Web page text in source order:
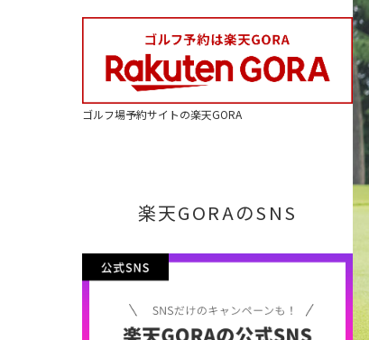
ゴルフ場予約サイトの楽天GORA
楽天GORAのSNS